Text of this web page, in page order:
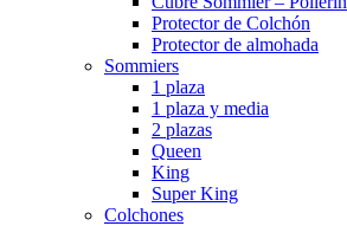
Protector de Colchón
Protector de almohada
Sommiers
1 plaza
1 plaza y media
2 plazas
Queen
King
Super King
Colchones